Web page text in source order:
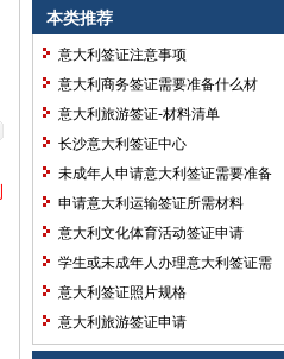
本类推荐
意大利签证注意事项
意大利商务签证需要准备什么材
料？
意大利旅游签证-材料清单
长沙意大利签证中心
未成年人申请意大利签证需要准备
材料
申请意大利运输签证所需材料
意大利文化体育活动签证申请
学生或未成年人办理意大利签证需
要准备哪些材料？
意大利签证照片规格
意大利旅游签证申请